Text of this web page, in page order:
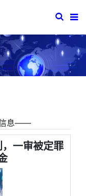
息――
一审被定罪